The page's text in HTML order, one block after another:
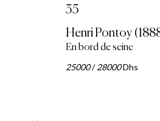
35
Henri Pontoy
En bord de seine
25000/28000Dhs